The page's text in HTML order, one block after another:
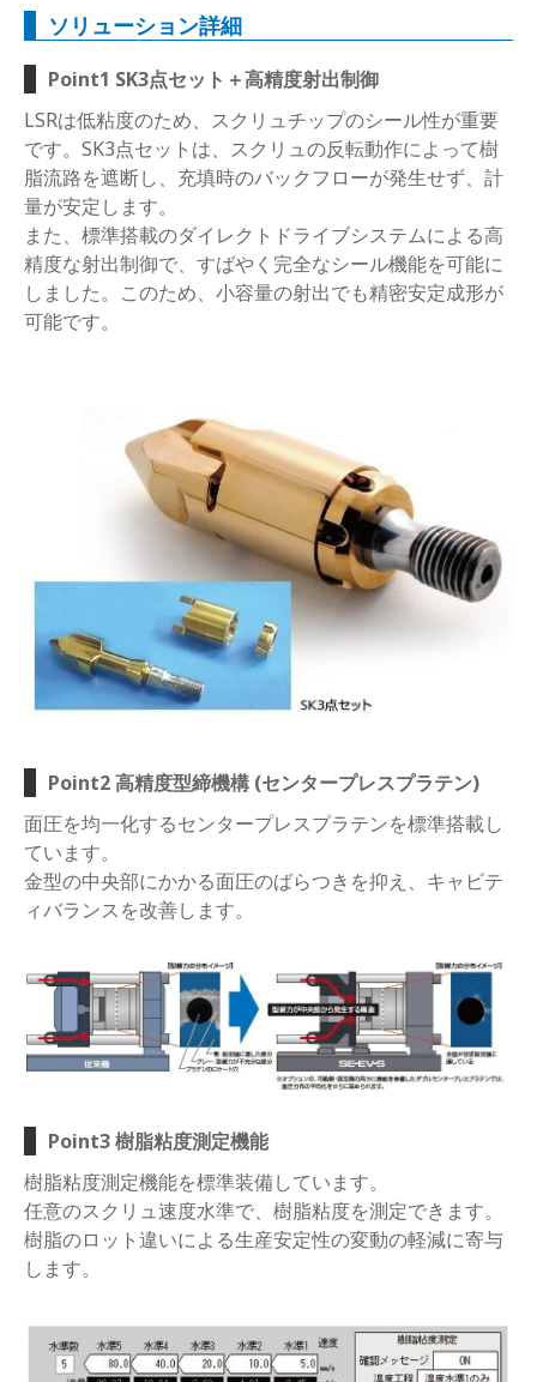
ソリューション詳細
Point1 SK3点セット＋高精度射出制御
LSRは低粘度のため、スクリュチップのシール性が重要
です。SK3点セットは、スクリュの反転動作によって樹
脂流路を遮断し、充填時のバックフローが発生せず、計
量が安定します。
また、標準搭載のダイレクトドライブシステムによる高
精度な射出制御で、すばやく完全なシール機能を可能に
しました。このため、小容量の射出でも精密安定成形が
可能です。
Point2 高精度型締機構 (センタープレスプラテン)
面圧を均一化するセンタープレスプラテンを標準搭載し
ています。
金型の中央部にかかる面圧のばらつきを抑え、キャビテ
ィバランスを改善します。
Point3 樹脂粘度測定機能
樹脂粘度測定機能を標準装備しています。
任意のスクリュ速度水準で、樹脂粘度を測定できます。
樹脂のロット違いによる生産安定性の変動の軽減に寄与
します。